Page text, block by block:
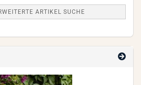
ARTIKEL SUCHE